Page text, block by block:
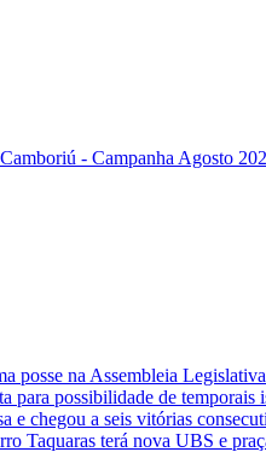
posse na Assembleia
para possibilidade de temporais
e chegou a seis vitórias
Taquaras terá nova UBS e